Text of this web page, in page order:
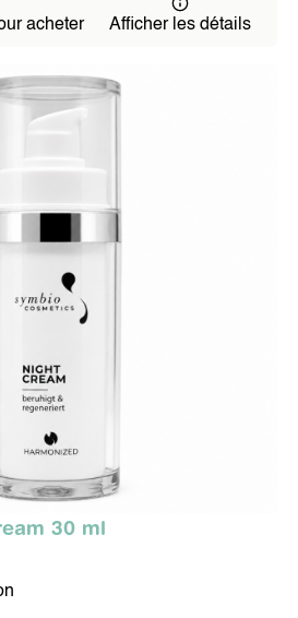
acheter Afficher les détails
30 ml